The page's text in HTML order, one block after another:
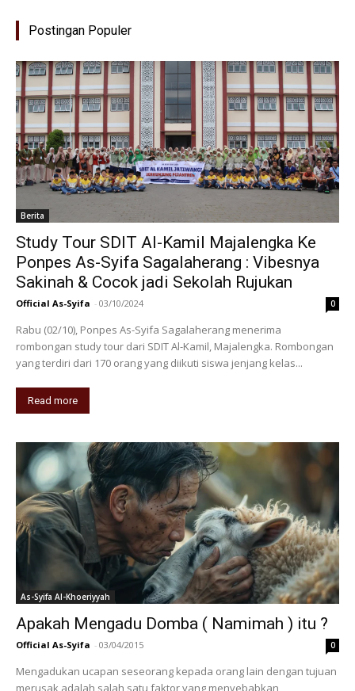
Postingan Populer
Berita
Study Tour SDIT Al-Kamil Majalengka Ke
Ponpes As-Syifa Sagalaherang : Vibesnya
Sakinah & Cocok jadi Sekolah Rujukan
Official As-Syifa - 03/10/2024 0
Rabu (02/10), Ponpes As-Syifa Sagalaherang menerima
rombongan study tour dari SDIT Al-Kamil, Majalengka. Rombongan
yang terdiri dari 170 orang yang diikuti siswa jenjang kelas...
Read more
As-Syifa Al-Khoeriyyah
Apakah Mengadu Domba ( Namimah ) itu ?
Official As-Syifa - 03/04/2015 0
Mengadukan ucapan seseorang kepada orang lain dengan tujuan
merusak adalah salah satu faktor yang menyebabkan